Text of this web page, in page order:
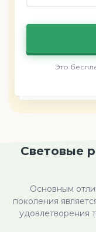
Это
Световые
Основным
поколения
удовлетворения